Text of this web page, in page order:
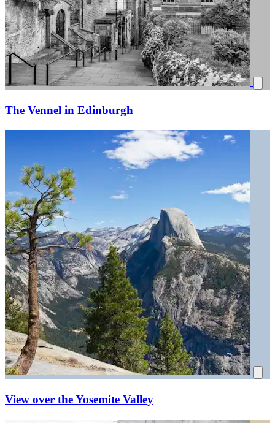
The Vennel in Edinburgh
View over the Yosemite Valley